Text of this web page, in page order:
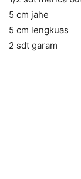
5 cm jahe
5 cm lengkuas
2 sdt garam